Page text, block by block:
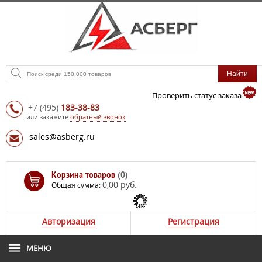
Проверить статус заказа
+7 (495) 183-38-83
или закажите обратный звонок
sales@asberg.ru
Корзина товаров (0)
Общая сумма:0,00 руб.
Авторизация Регистрация
МЕНЮ